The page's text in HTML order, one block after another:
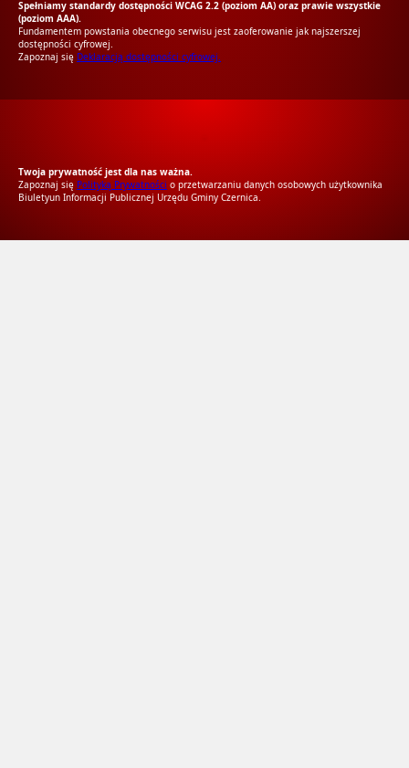
Spełniamy standardy dostępności WCAG 2.2 (poziom AA) oraz prawie wszystkie
(poziom AAA).
Fundamentem powstania obecnego serwisu jest zaoferowanie jak najszerszej
dostępności cyfrowej.
Zapoznaj się Deklaracją dostępności cyfrowej.
Twoja prywatność jest dla nas ważna.
Zapoznaj się Polityką Prywatności o przetwarzaniu danych osobowych użytkownika
Biuletyun Informacji Publicznej Urzędu Gminy Czernica.